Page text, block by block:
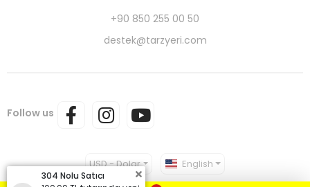
+90 850 255 00 50
destek@tarzyeri.com
Follow us
USD - Dolar English
304 Nolu Satıcı